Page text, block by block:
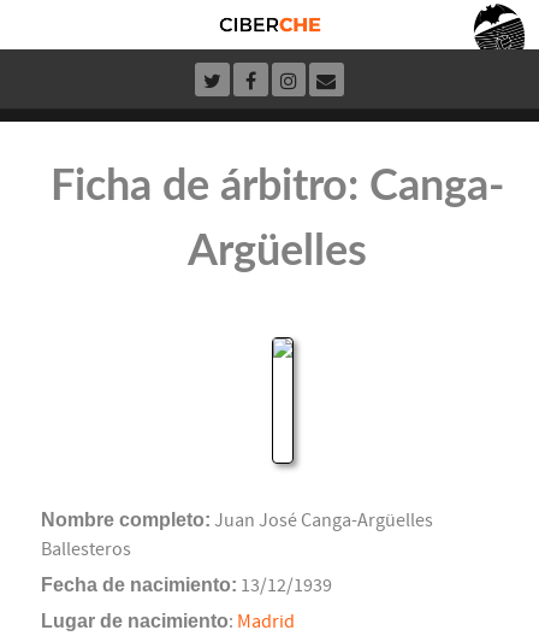
Ficha de árbitro: Canga-
Argüelles
Nombre completo: Juan José Canga-Argüelles
Ballesteros
Fecha de nacimiento: 13/12/1939
Lugar de nacimiento: Madrid